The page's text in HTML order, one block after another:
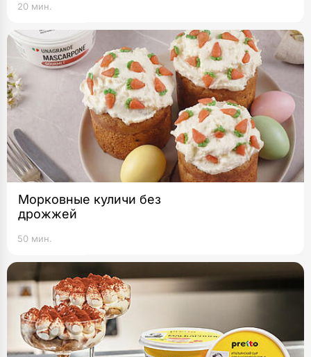
20 мин.
Морковные куличи без
дрожжей
50 мин.